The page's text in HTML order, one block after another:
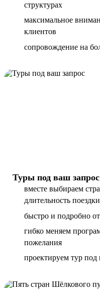
структурах
максимальное
клиентов
сопровождение на
Туры под ваш запрос
вместе выбираем
длительность поездки
быстро и подробно
гибко меняем
пожелания
проектируем тур